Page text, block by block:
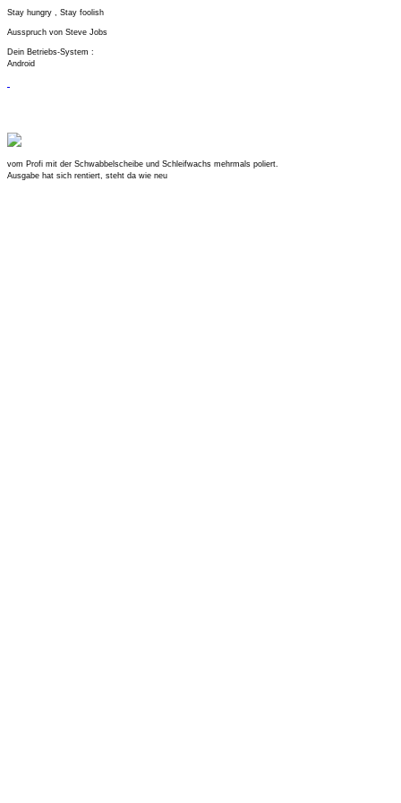
Stay hungry , Stay foolish
Ausspruch von Steve Jobs
Dein Betriebs-System :
Android
vom Profi mit der Schwabbelscheibe und Schleifwachs mehrmals poliert.
Ausgabe hat sich rentiert, steht da wie neu